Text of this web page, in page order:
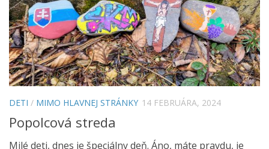
DETI / MIMO HLAVNEJ STRÁNKY 14 FEBRUÁRA, 2024
Popolcová streda
Milé deti, dnes je špeciálny deň. Áno, máte pravdu, je